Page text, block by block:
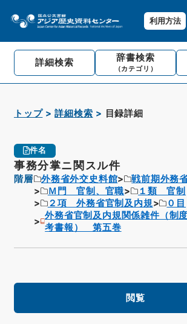
利用方法
詳細検索 辞書検索
（カテゴリ）
トップ 詳細検索 目録詳細
件名
事務分掌ニ関スル件
階層 外務省外交史料館
戦前期外務
Ｍ門 官制、官職
１類 官制
２項 外務省官制及内規
０目
外務省官制及内規関係雑件（制
考書報） 第五巻
閲覧